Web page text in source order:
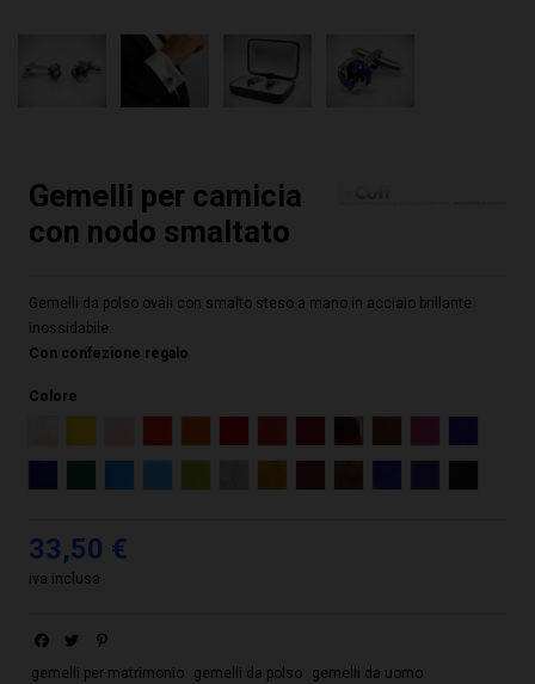
Gemelli per camicia
con nodo smaltato
Gemelli da polso ovali con smalto steso a mano in acciaio brillante
inossidabile.
Con confezione regalo
Colore
33,50 €
iva inclusa
gemelli per matrimonio gemelli da polso
gemelli da uomo